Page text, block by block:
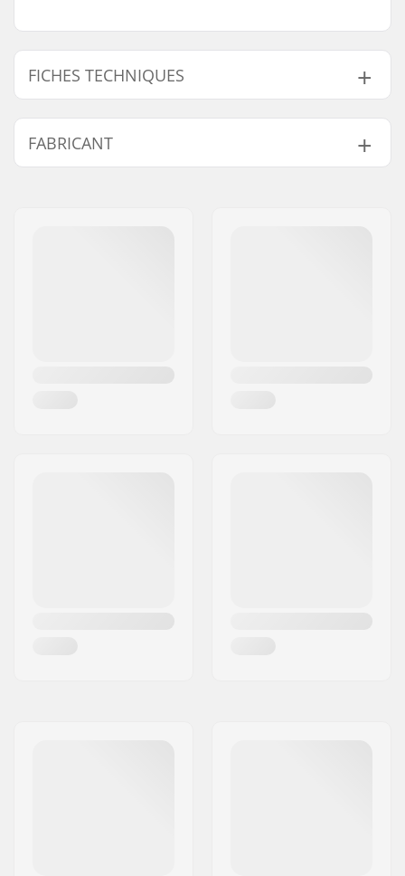
FICHES TECHNIQUES
Diamètre d'axe:
10mm, 14mm
Longueur du peg:
Matériau:
Acier Chromoly
FABRICANT